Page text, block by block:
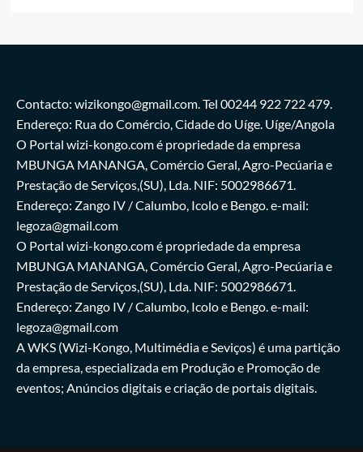
Contacto: wizikongo@gmail.com. Tel 00244 922 722 479.
Endereço: Rua do Comércio, Cidade do Uíge. Uíge/Angola
O Portal wizi-kongo.com é propriedade da empresa
MBUNGA MANANGA, Comércio Geral, Agro-Pecúaria e
Prestação de Serviços,(SU), Lda. NIF: 5002986671.
Endereço: Zango IV / Calumbo, Icolo e Bengo. e-mail:
legoza@gmail.com
O Portal wizi-kongo.com é propriedade da empresa
MBUNGA MANANGA, Comércio Geral, Agro-Pecúaria e
Prestação de Serviços,(SU), Lda. NIF: 5002986671.
Endereço: Zango IV / Calumbo, Icolo e Bengo. e-mail:
legoza@gmail.com
A WKS (Wizi-Kongo, Multimédia e Seviços) é uma partição
da empresa, especializada em Produção e Promoção de
eventos; Anúncios digitais e criação de portais digitais.